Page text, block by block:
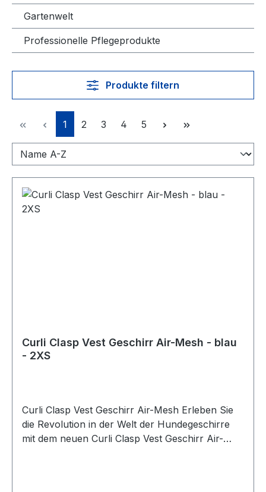
Gartenwelt
Professionelle Pflegeprodukte
Produkte filtern
Seite
1 Seite
2 Seite
3 Seite
4 Seite
5
Curli Clasp Vest Geschirr Air-Mesh - blau
- 2XS
Curli Clasp Vest Geschirr Air-Mesh Erleben Sie
die Revolution in der Welt der Hundegeschirre
mit dem neuen Curli Clasp Vest Geschirr Air-